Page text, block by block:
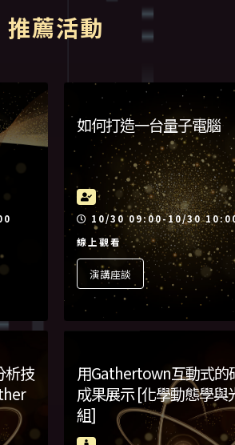
推薦活動
如何打造一台量子電腦
活動時間
10/30 09:00-10/30
線上觀看
演講座談
析技
用Gathertown互動式的
成果展示 [化學動態學與
組]